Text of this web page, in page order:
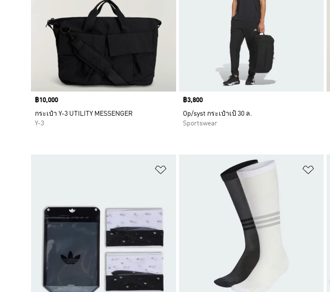
Price
฿10,000
กระเป๋า Y-3 UTILITY MESSENGER
Y-3
Price
฿3,800
Op/syst กระเป๋าเป้ 30 ล.
Sportswear
เพิ่มไปยังรายการสินค้าโปรด